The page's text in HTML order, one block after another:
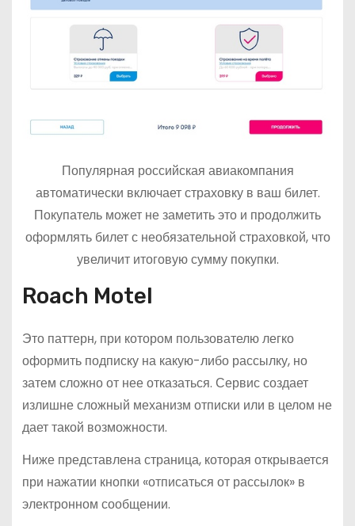
Популярная российская авиакомпания
автоматически включает страховку в ваш билет.
Покупатель может не заметить это и продолжить
оформлять билет с необязательной страховкой, что
увеличит итоговую сумму покупки.
Roach Motel
Это паттерн, при котором пользователю легко
оформить подписку на какую-либо рассылку, но
затем сложно от нее отказаться. Сервис создает
излишне сложный механизм отписки или в целом не
дает такой возможности.
Ниже представлена страница, которая открывается
при нажатии кнопки «отписаться от рассылок» в
электронном сообщении.